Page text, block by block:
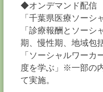
◆オンデマンド配信
「千葉県医療ソーシ
「診療報酬とソーシ
期、慢性期、地域包
「ソーシャルワーカ
度を学ぶ」※一部の
て実施。